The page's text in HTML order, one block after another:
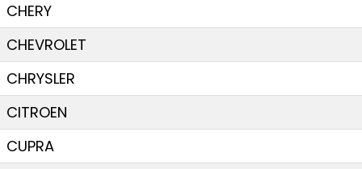
CHERY
CHEVROLET
CHRYSLER
CITROEN
CUPRA